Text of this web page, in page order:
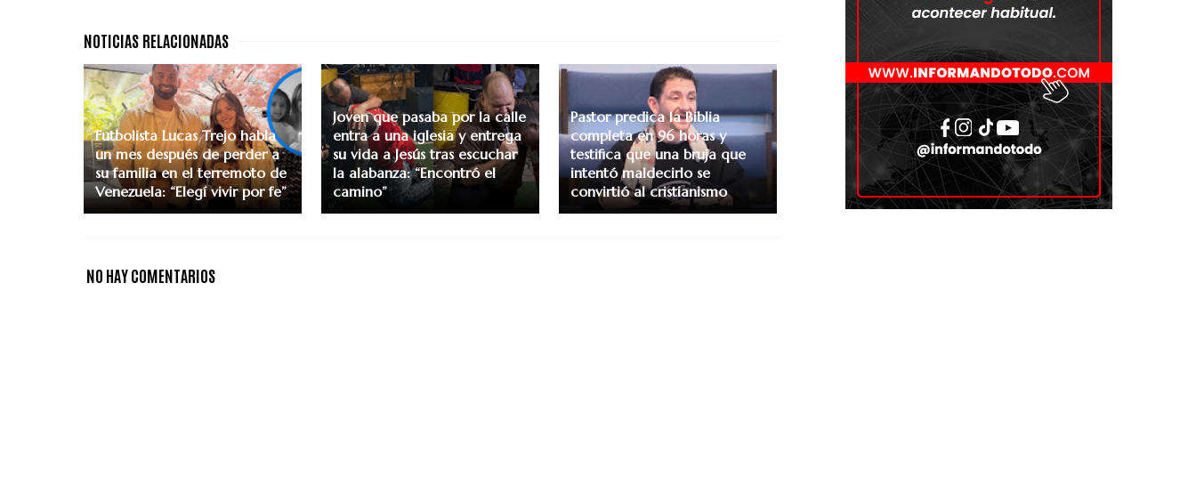
Futbolista Lucas Trejo habla
un mes después de perder a
su familia en el terremoto de
Venezuela: “Elegí vivir por fe”
Joven que pasaba por la calle
entra a una iglesia y entrega
su vida a Jesús tras escuchar
la alabanza: “Encontró el
camino”
Pastor predica la Biblia
completa en 96 horas y
testifica que una bruja que
intentó maldecirlo se
convirtió al cristianismo
NO HAY COMENTARIOS